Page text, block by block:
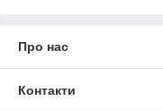
Про нас
Контакти